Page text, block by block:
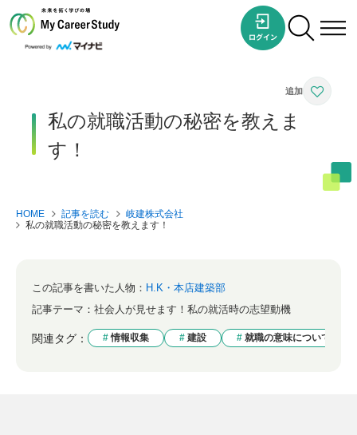
私の就職活動の秘密を教えま
す！
HOME 記事を読む
岐建株式会社
私の就職活動の秘密を教えます！
この記事を書いた人物： H.K・本店建築部
記事テーマ： 社会人が見せます！私の就活時の志望動機
関連タグ： 情報収集 建設 就職の意味について考え